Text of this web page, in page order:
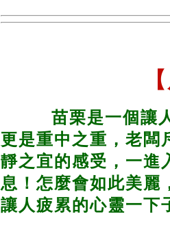
苗栗是一個讓
更是重中之重，老闆
靜之宜的感受，一進
息！怎麼會如此美麗
讓人疲累的心靈一下